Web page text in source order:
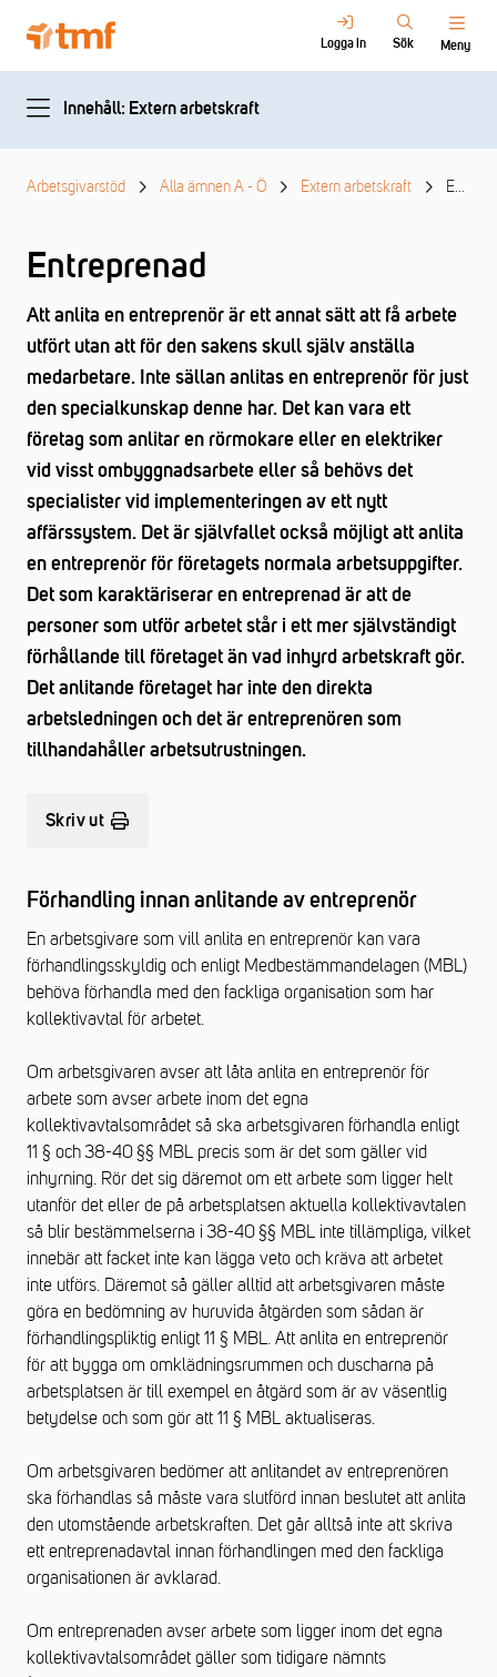
Logga in Sök Meny
Innehåll: Extern arbetskraft
Arbetsgivarstöd Alla ämnen A - Ö Extern arbetskraft Entreprenad
Entreprenad
Att anlita en entreprenör är ett annat sätt att få arbete
utfört utan att för den sakens skull själv anställa
medarbetare. Inte sällan anlitas en entreprenör för just
den specialkunskap denne har. Det kan vara ett
företag som anlitar en rörmokare eller en elektriker
vid visst ombyggnadsarbete eller så behövs det
specialister vid implementeringen av ett nytt
affärssystem. Det är självfallet också möjligt att anlita
en entreprenör för företagets normala arbetsuppgifter.
Det som karaktäriserar en entreprenad är att de
personer som utför arbetet står i ett mer självständigt
förhållande till företaget än vad inhyrd arbetskraft gör.
Det anlitande företaget har inte den direkta
arbetsledningen och det är entreprenören som
tillhandahåller arbetsutrustningen.
Skriv ut
Förhandling innan anlitande av entreprenör
En arbetsgivare som vill anlita en entreprenör kan vara
förhandlingsskyldig och enligt Medbestämmandelagen (MBL)
behöva förhandla med den fackliga organisation som har
kollektivavtal för arbetet.
Om arbetsgivaren avser att låta anlita en entreprenör för
arbete som avser arbete inom det egna
kollektivavtalsområdet så ska arbetsgivaren förhandla enligt
11 § och 38-40 §§ MBL precis som är det som gäller vid
inhyrning. Rör det sig däremot om ett arbete som ligger helt
utanför det eller de på arbetsplatsen aktuella kollektivavtalen
så blir bestämmelserna i 38-40 §§ MBL inte tillämpliga, vilket
innebär att facket inte kan lägga veto och kräva att arbetet
inte utförs. Däremot så gäller alltid att arbetsgivaren måste
göra en bedömning av huruvida åtgärden som sådan är
förhandlingspliktig enligt 11 § MBL. Att anlita en entreprenör
för att bygga om omklädningsrummen och duscharna på
arbetsplatsen är till exempel en åtgärd som är av väsentlig
betydelse och som gör att 11 § MBL aktualiseras.
Om arbetsgivaren bedömer att anlitandet av entreprenören
ska förhandlas så måste vara slutförd innan beslutet att anlita
den utomstående arbetskraften. Det går alltså inte att skriva
ett entreprenadavtal innan förhandlingen med den fackliga
organisationen är avklarad.
Om entreprenaden avser arbete som ligger inom det egna
kollektivavtalsområdet gäller som tidigare nämnts